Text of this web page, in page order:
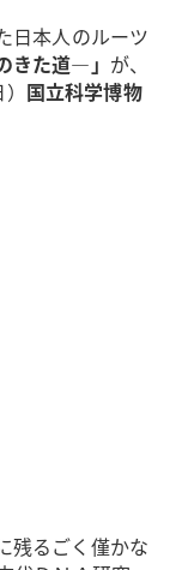
日本人のルーツ
きた道―」 が、
国立科学博物
残るごく僅かな